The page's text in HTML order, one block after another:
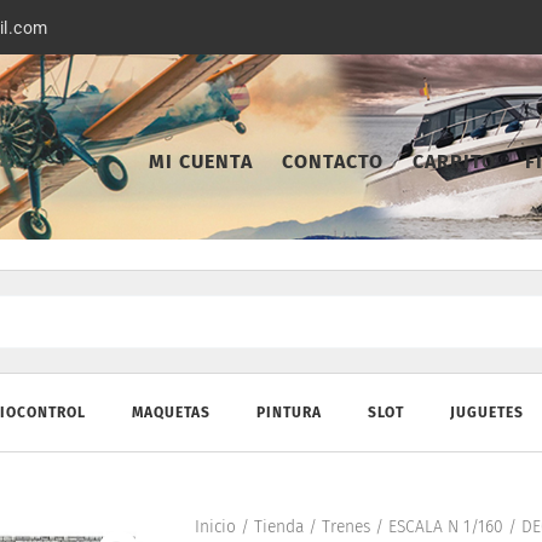
MI CUENTA CONTACTO CARRITO
MAQUETAS PINTURA SLOT JUGUETES
Inicio / Tienda/ Trenes/ ESCALA N 1/160 /